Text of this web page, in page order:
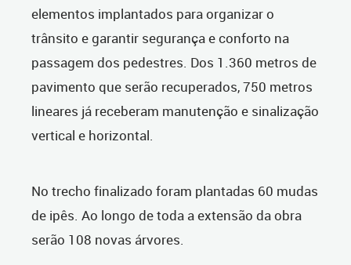
elementos implantados para organizar o
trânsito e garantir segurança e conforto na
passagem dos pedestres. Dos 1.360 metros de
pavimento que serão recuperados, 750 metros
lineares já receberam manutenção e sinalização
vertical e horizontal.
No trecho finalizado foram plantadas 60 mudas
de ipês. Ao longo de toda a extensão da obra
serão 108 novas árvores.